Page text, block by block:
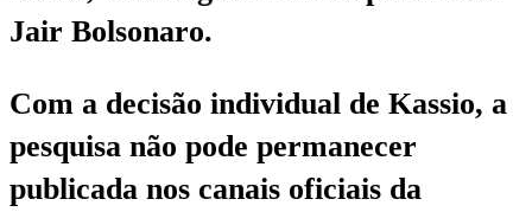
Jair Bolsonaro.
Com a decisão individual de Kassio, a
pesquisa não pode permanecer
publicada nos canais oficiais da